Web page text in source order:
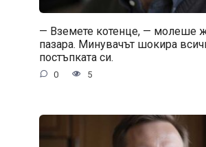
— Вземете котенце, — молеше
пазара. Минувачът шокира
постъпката си.
0 5